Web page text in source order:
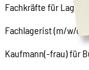
Fachkräfte für
Fachlagerist (m/w/d)
Kaufmann(-frau) für